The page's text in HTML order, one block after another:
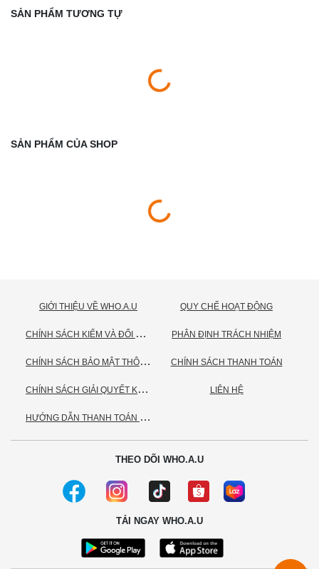
SẢN PHẨM TƯƠNG TỰ
SẢN PHẨM CỦA SHOP
GIỚI THIỆU VỀ WHO.A.U
C
HÍNH SÁCH KIỂM VÀ ĐỔI TRẢ HÀNG
C
HÍNH SÁCH BẢO MẬT THÔNG TIN CÁ NHÂN
C
HÍNH SÁCH GIẢI QUYẾT KHIẾU NẠI
H
ƯỚNG DẪN THANH TOÁN VNPAY
QUY CHẾ HOẠT ĐỘNG
PHÂN ĐỊNH TRÁCH NHIỆM
CHÍNH SÁCH THANH TOÁN
LIÊN HỆ
THEO DÕI WHO.A.U
TẢI NGAY WHO.A.U